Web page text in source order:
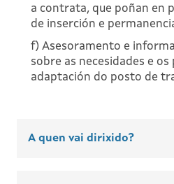
a contrata, que poñan en
de inserción e
f) Asesoramento e
sobre as necesidades e os
adaptación do posto de
A quen vai dirixido?